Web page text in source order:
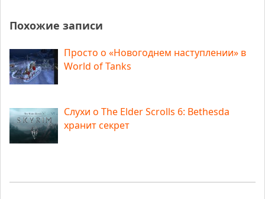
Похожие записи
Просто о «Новогоднем наступлении» в
World of Tanks
Слухи о The Elder Scrolls 6: Bethesda
хранит секрет